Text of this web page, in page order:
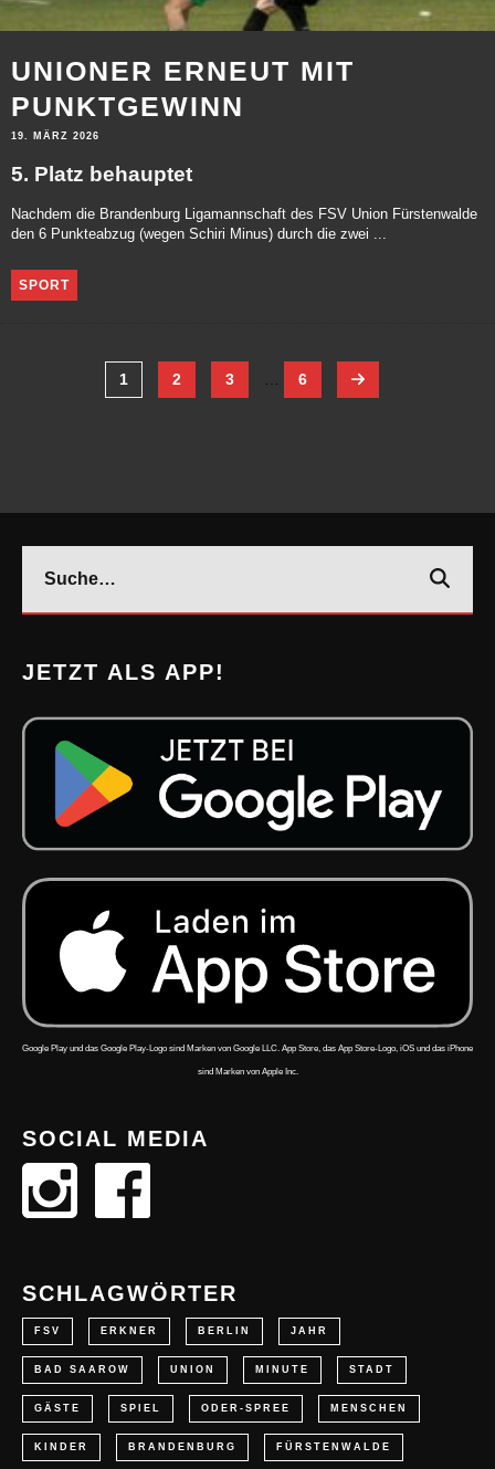
UNIONER ERNEUT MIT
PUNKTGEWINN
19. MÄRZ 2026
5. Platz behauptet
Nachdem die Brandenburg Ligamannschaft des FSV Union Fürstenwalde
den 6 Punkteabzug (wegen Schiri Minus) durch die zwei ...
SPORT
1 2 3 6
JETZT ALS APP!
Google Play und das Google Play-Logo sind Marken von Google LLC. App Store, das App Store-Logo, iOS und das iPhone
sind Marken von Apple Inc.
SOCIAL MEDIA
SCHLAGWÖRTER
FSV ERKNER BERLIN JAHR
BAD SAAROW UNION MINUTE STADT
GÄSTE SPIEL ODER-SPREE MENSCHEN
KINDER BRANDENBURG FÜRSTENWALDE